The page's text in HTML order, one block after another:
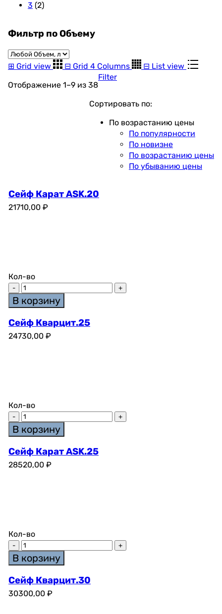
3 (2)
Фильтр по Объему
⊞ Grid view ⊟ Grid 4 Columns ⊟ List view
Отображение 1–9 из 38Цены:
возрастанию
Filter
Сортировать по:
По возрастанию цены
По популярности
По новизне
По возрастанию цены
По убыванию цены
Сейф Карат ASK.20
21710,00 ₽
Кол-во
В корзину
Сейф Кварцит.25
24730,00 ₽
Кол-во
В корзину
Сейф Карат ASK.25
28520,00 ₽
Кол-во
В корзину
Сейф Кварцит.30
30300,00 ₽